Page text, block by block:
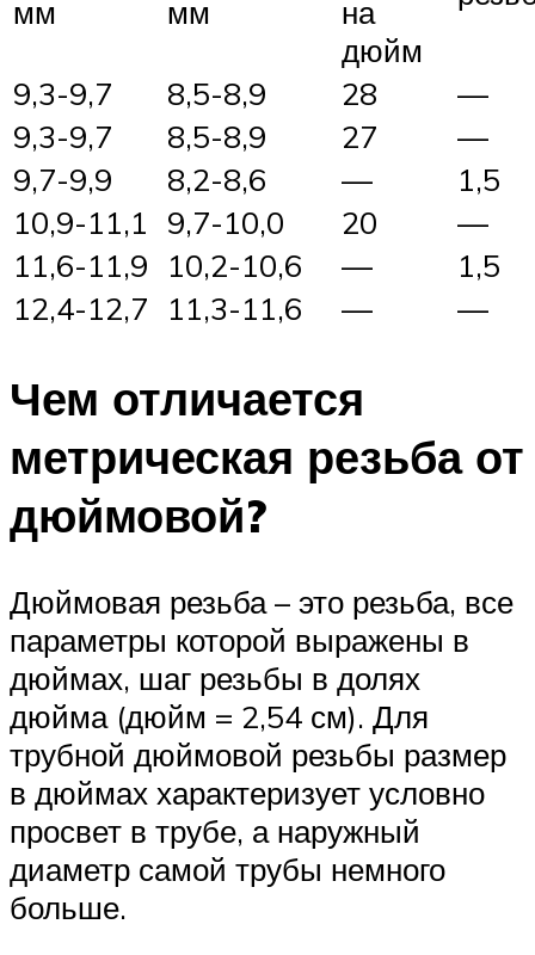
мм мм
на
дюйм
9,3-9,7 8,5-8,9 28
—
9,3-9,7
8,5-8,9 27
—
9,7-9,9
8,2-8,6 —
1,5
10,9-11,1 9,7-10,0 20
—
11,6-11,9
10,2-10,6 —
1,5
12,4-12,7
11,3-11,6 — —
Чем отличается
метрическая резьба от
дюймовой?
Дюймовая резьба – это резьба, все
параметры которой выражены в
дюймах, шаг резьбы в долях
дюйма (дюйм = 2,54 см). Для
трубной дюймовой резьбы размер
в дюймах характеризует условно
просвет в трубе, а наружный
диаметр самой трубы немного
больше.